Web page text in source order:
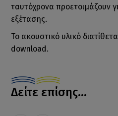
ταυτόχρονα προετοιμάζουν
εξέτασης.
Το ακουστικό υλικό
download.
Δείτε επίσης...